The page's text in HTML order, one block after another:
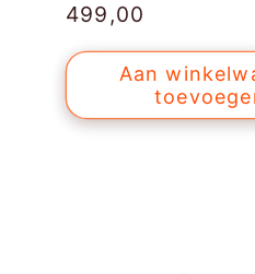
Normale
prijs
499,00
Aan